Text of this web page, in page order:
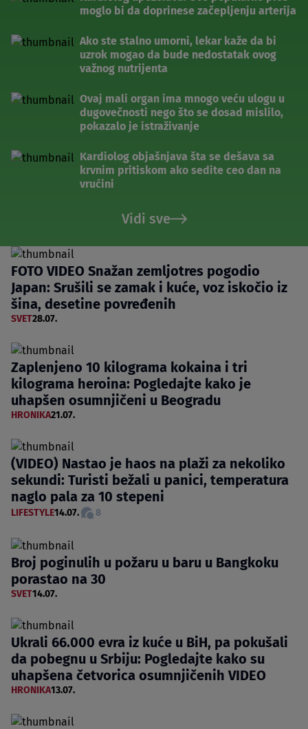
moglo bi da doprinese začepljenju arterija
Ako ste stalno umorni, lekar kaže da bi
uzrok mogao da bude nedostatak ovog
važnog nutrijenta
Ovaj mali organ ima mnogo veću ulogu u
dugovečnosti nego što se dosad mislilo,
pokazalo je istraživanje
Kardiolog objašnjava šta se dešava sa
krvnim pritiskom ako sedite ceo dan na
vrućini
Vidi sve
FOTO VIDEO Snažan zemljotres pogodio
Japan: Srušili se zamak i kuće, voz iskočio iz
šina, desetine povređenih
SVET28.07.
Zaplenjeno 10 kilograma kokaina i tri
kilograma heroina: Pogledajte kako je
uhapšen osumnjičeni u Beogradu
HRONIKA21.07.
(VIDEO) Nastao je haos na plaži za nekoliko
sekundi: Turisti bežali u panici, temperatura
naglo pala za 10 stepeni
LIFESTYLE14.07. 8
Broj poginulih u požaru u baru u Bangkoku
porastao na 30
SVET14.07.
Ukrali 66.000 evra iz kuće u BiH, pa pokušali
da pobegnu u Srbiju: Pogledajte kako su
uhapšena četvorica osumnjičenih VIDEO
HRONIKA13.07.